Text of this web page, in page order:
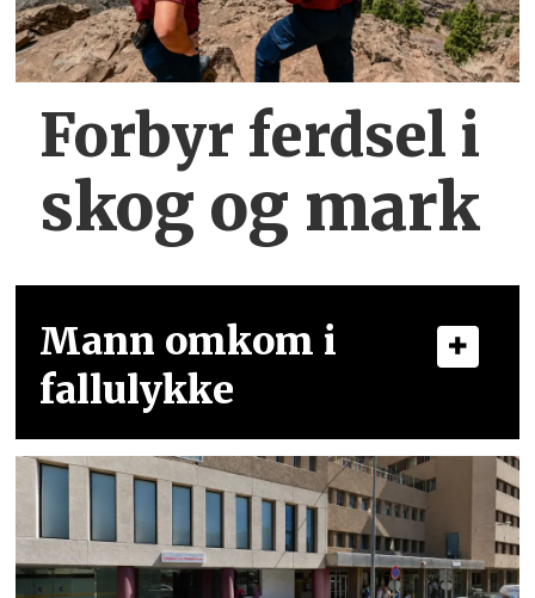
Forbyr ferdsel i
skog og mark
Mann omkom i
fallulykke